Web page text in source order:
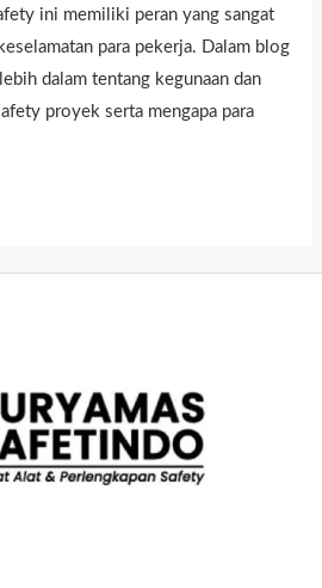
ini memiliki peran yang sangat
para pekerja. Dalam blog
dalam tentang kegunaan dan
proyek serta mengapa para